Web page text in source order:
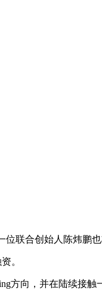
联合创始人陈炜鹏也
。
向，并在陆续接触